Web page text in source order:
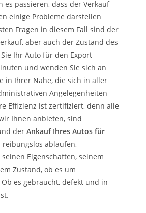
es passieren, dass der Verkauf
einige Probleme darstellen
Fragen in diesem Fall sind der
aber auch der Zustand des
Ihr Auto für den Export
und wenden Sie sich an
in Ihrer Nähe, die sich in aller
Angelegenheiten
Effizienz ist zertifiziert, denn alle
Ihnen anbieten, sind
derAnkauf Ihres Autos für
reibungslos ablaufen,
Eigenschaften, seinem
Zustand, ob es um
Ob es gebraucht, defekt und in